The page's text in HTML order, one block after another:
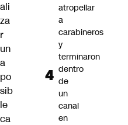
ali
za
r
un
a
po
sib
le
ca
atropellar
a
carabineros
y
terminaron
dentro
de
un
canal
en